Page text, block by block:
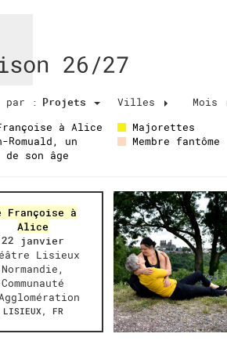
26/27
par : Projets Villes Mois
à Alice
Romuald, un
de son âge
Majorettes
Membre fantôme
Françoise à
Alice
22 janvier
Lisieux
Normandie,
Communauté
LISIEUX, FR